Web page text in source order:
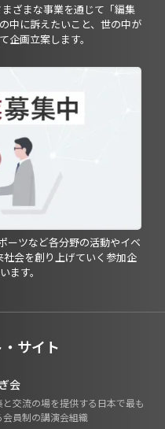
ざまな事業を通じて「編集
中に訴えたいこと、世の中が
企画立案します。
ーツなど各分野の活動やイベ
会を創り上げていく参加企
ます。
サイト
会
と交流の場を提供する日本で最も
会員制の講演会組織